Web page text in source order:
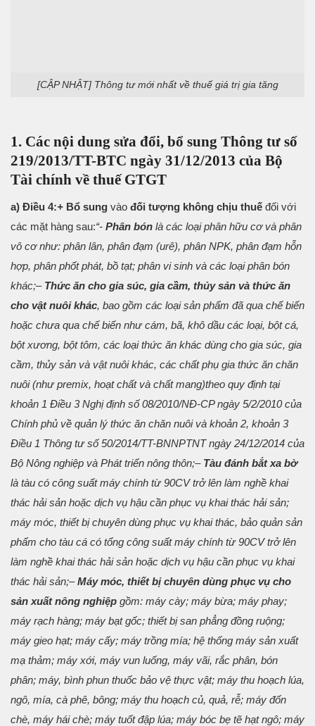
[CẬP NHẬT] Thông tư mới nhất về thuế giá trị gia tăng
1. Các nội dung sửa đổi, bổ sung Thông tư số
219/2013/TT-BTC ngày 31/12/2013 của Bộ
Tài chính về thuế GTGT
a) Điều 4:+ Bổ sung vào đối tượng không chịu thuế đối với
các mặt hàng sau:“- Phân bón là các loại phân hữu cơ và phân
vô cơ như: phân lân, phân đạm (urê), phân NPK, phân đạm hỗn
hợp, phân phốt phát, bồ tạt; phân vi sinh và các loại phân bón
khác;– Thức ăn cho gia súc, gia cầm, thủy sản và thức ăn
cho vật nuôi khác, bao gồm các loại sản phẩm đã qua chế biến
hoặc chưa qua chế biến như cám, bã, khô dầu các loại, bột cá,
bột xương, bột tôm, các loại thức ăn khác dùng cho gia súc, gia
cầm, thủy sản và vật nuôi khác, các chất phụ gia thức ăn chăn
nuôi (như premix, hoạt chất và chất mang)theo quy định tại
khoản 1 Điều 3 Nghị định số 08/2010/NĐ-CP ngày 5/2/2010 của
Chính phủ về quản lý thức ăn chăn nuôi và khoản 2, khoản 3
Điều 1 Thông tư số 50/2014/TT-BNNPTNT ngày 24/12/2014 của
Bộ Nông nghiệp và Phát triển nông thôn;– Tàu đánh bắt xa bờ
là tàu có công suất máy chính từ 90CV trở lên làm nghề khai
thác hải sản hoặc dịch vụ hậu cần phục vụ khai thác hải sản;
máy móc, thiết bị chuyên dùng phục vụ khai thác, bảo quản sản
phẩm cho tàu cá có tổng công suất máy chính từ 90CV trở lên
làm nghề khai thác hải sản hoặc dịch vụ hậu cần phục vụ khai
thác hải sản;–Máy móc, thiết bị chuyên dùng phục vụ cho
sản xuất nông nghiệp gồm: máy cày; máy bừa; máy phay;
máy rạch hàng; máy bạt gốc; thiết bị san phẳng đồng ruộng;
máy gieo hạt; máy cấy; máy trồng mía; hệ thống máy sản xuất
mạ thảm; máy xới, máy vun luống, máy vãi, rắc phân, bón
phân; máy, bình phun thuốc bảo vệ thực vật; máy thu hoạch lúa,
ngô, mía, cà phê, bông; máy thu hoạch củ, quả, rễ; máy đốn
chè, máy hái chè; máy tuốt đập lúa; máy bóc bẹ tẽ hạt ngô; máy